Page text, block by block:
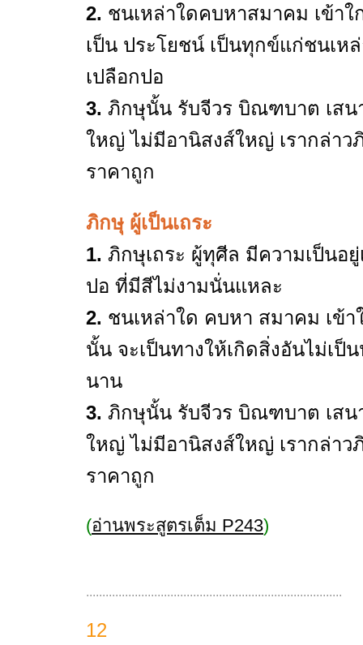
2. ชนเหล่าใดคบหาสมาคม เข้า
เป็น ประโยชน์ เป็นทุกข์แก่ชนเห
เปลือกปอ
3. ภิกษุนั้น รับจีวร บิณฑบาต เสน
ใหญ่ ไม่มีอานิสงส์ใหญ่ เรากล่า
ราคาถูก
ภิกษุ ผู้เป็นเถระ
1. ภิกษุเถระ ผู้ทุศีล มีความเป็นอ
ปอ ที่มีสีไม่งามนั่นแหละ
2. ชนเหล่าใด คบหา สมาคม เข้า
นั้น จะเป็นทางให้เกิดสิ่งอันไม่เ
นาน
3. ภิกษุนั้น รับจีวร บิณฑบาต เสน
ใหญ่ ไม่มีอานิสงส์ใหญ่ เรากล่า
ราคาถูก
(อ่านพระสูตรเต็ม P243)
...............................................................................
12